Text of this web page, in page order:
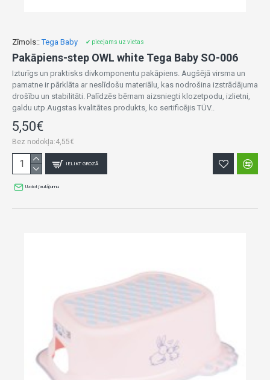
Zīmols:: Tega Baby ✔ pieejams uz vietas
Pakāpiens-step OWL white Tega Baby SO-006
Izturīgs un praktisks divkomponentu pakāpiens. Augšējā virsma un
pamatne ir pārklāta ar neslīdošu materiālu, kas nodrošina izstrādājuma
drošību un stabilitāti. Palīdzēs bērnam aizsniegti klozetpodu, izlietni,
galdu utp.Augstas kvalitātes produkts, ko sertificējis TÜV..
5,50€
Bez nodokļa:4,55€
IELIKT GROZĀ
Uzdot jautājumu